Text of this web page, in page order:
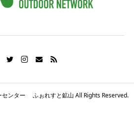
ンター ふぉれすと鉱山 All Rights Reserved.